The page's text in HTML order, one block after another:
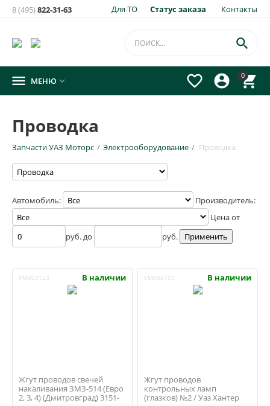
Для ТО Статус заказа Контакты
8 (495)822-31-63
0




 МЕНЮ 
Проводка
Запчасти УАЗ Моторс / Электрооборудование / Проводка
Автомобиль:
Производитель:
Цена от
руб. до
руб.
УМ003123 В наличии
Жгут проводов свечей
накаливания ЗМЗ-514 (Евро
2, 3, 4) (Дмитровград) 3151-
УМ008755 В наличии
Жгут проводов
контрольных ламп
(глазков) №2 / Уаз Хантер